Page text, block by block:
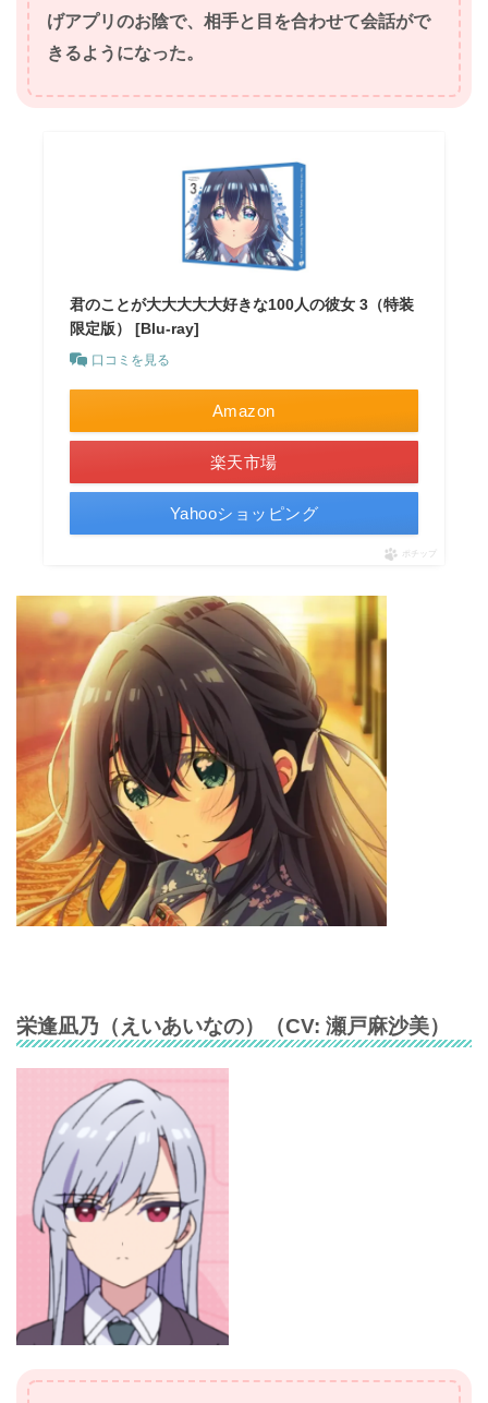
げアプリのお陰で、相手と目を合わせて会話がで
きるようになった。
君のことが大大大大大好きな100人の彼女 3（特装
限定版） [Blu-ray]
口コミを見る
Amazon
楽天市場
Yahooショッピング
ポチップ
栄逢凪乃 （ えいあいなの）（CV: 瀬戸麻沙美）